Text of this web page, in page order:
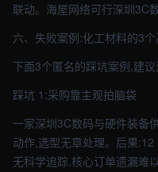
联动。海屋网络可行深圳3C
六、失败案例:化工材料的3
下面3个匿名的踩坑案例,建
踩坑 1:采购靠主观拍脑袋
一家深圳3C数码与硬件装备
动作,选型无章处理。后果
无科学追踪,核心订单遗漏难以